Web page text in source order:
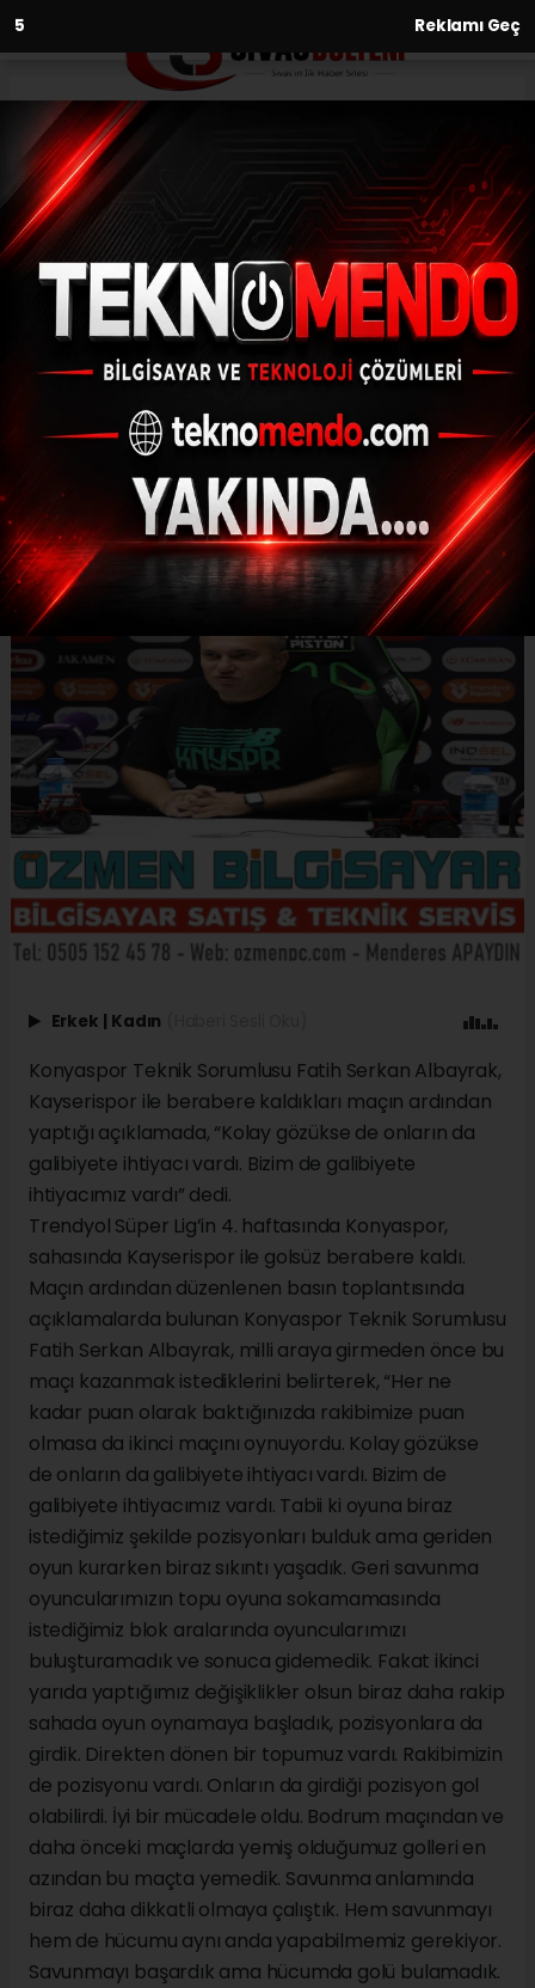
3 Reklamı Geç
Anasayfa Spor
Fatih Serkan Albayrak:
“Galibiyete ihtiyacımız vardı”
(İHA) - İhlas Haber Ajansı | 31.08.2024 - 22:31, Güncelleme: 31.08.2024
- 22:13
Fatih Serkan Albayrak: “Galibiyete
ihtiyacımız vardı”
ABONE OL
Erkek | Kadın
Konyaspor Teknik Sorumlusu Fatih Serkan Albayrak,
Kayserispor ile berabere kaldıkları maçın ardından
yaptığı açıklamada, “Kolay gözükse de onların da
galibiyete ihtiyacı vardı. Bizim de galibiyete
ihtiyacımız vardı” dedi.
Trendyol Süper Lig’in 4. haftasında Konyaspor,
sahasında Kayserispor ile golsüz berabere kaldı.
Maçın ardından düzenlenen basın toplantısında
açıklamalarda bulunan Konyaspor Teknik Sorumlusu
Fatih Serkan Albayrak, milli araya girmeden önce bu
maçı kazanmak istediklerini belirterek, “Her ne
kadar puan olarak baktığınızda rakibimize puan
olmasa da ikinci maçını oynuyordu. Kolay gözükse
de onların da galibiyete ihtiyacı vardı. Bizim de
galibiyete ihtiyacımız vardı. Tabii ki oyuna biraz
istediğimiz şekilde pozisyonları bulduk ama geriden
oyun kurarken biraz sıkıntı yaşadık. Geri savunma
oyuncularımızın topu oyuna sokamamasında
istediğimiz blok aralarında oyuncularımızı
buluşturamadık ve sonuca gidemedik. Fakat ikinci
yarıda yaptığımız değişiklikler olsun biraz daha rakip
sahada oyun oynamaya başladık, pozisyonlara da
girdik. Direkten dönen bir topumuz vardı. Rakibimizin
de pozisyonu vardı. Onların da girdiği pozisyon gol
olabilirdi. İyi bir mücadele oldu. Bodrum maçından ve
daha önceki maçlarda yemiş olduğumuz golleri en
azından bu maçta yemedik. Savunma anlamında
biraz daha dikkatli olmaya çalıştık. Hem savunmayı
hem de hücumu aynı anda yapabilmemiz gerekiyor.
Savunmayı başardık ama hücumda golü bulamadık.